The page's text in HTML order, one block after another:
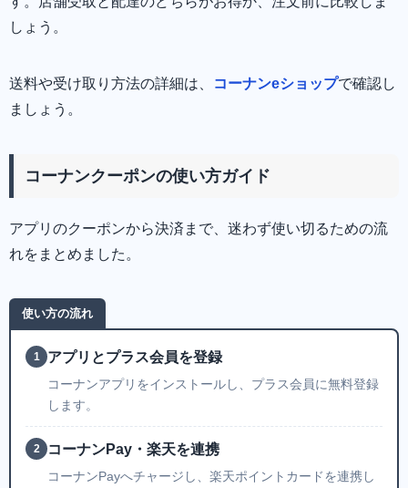
しょう。
送料や受け取り方法の詳細は、 コーナンeショップで確認し
ましょう。
コーナンクーポンの使い方ガイド
アプリのクーポンから決済まで、迷わず使い切るための流
れをまとめました。
使い方の流れ
1 アプリとプラス会員を登録
コーナンアプリをインストールし、プラス会員に無料登録
します。
2 コーナンPay・楽天を連携
コーナンPayへチャージし、楽天ポイントカードを連携し